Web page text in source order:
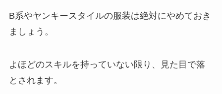
B系やヤンキースタイルの服装は絶対にやめておき
ましょう。
よほどのスキルを持っていない限り、見た目で落
とされます。